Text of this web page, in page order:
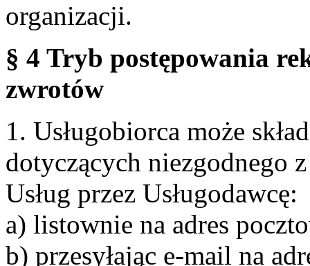
organizacji.
§ 4 Tryb postępowania
zwrotów
1. Usługobiorca może
dotyczących niezgodnego
Usług przez Usługodawcę:
a) listownie na adres
b) przesyłając e-mail na